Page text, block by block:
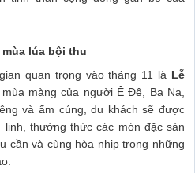
lúa bội thu
quan trọng vào tháng 11 là Lễ
màng của người Ê Đê, Ba Na,
và ấm cúng, du khách sẽ được
thưởng thức các món đặc sản
cần và cùng hòa nhịp trong những